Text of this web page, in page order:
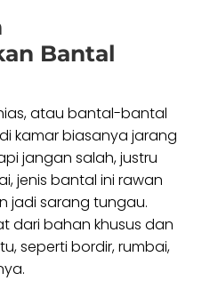
Bantal
atau bantal-bantal
kamar biasanya jarang
jangan salah, justru
jenis bantal ini rawan
jadi sarang tungau.
dari bahan khusus dan
seperti bordir, rumbai,